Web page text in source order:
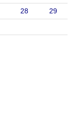
28
29